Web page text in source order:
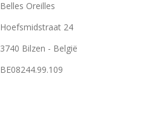
Belles Oreilles
Hoefsmidstraat 24
3740 Bilzen - België
BE08244.99.109